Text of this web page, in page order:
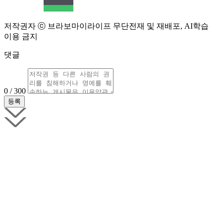
저작권자 ⓒ 브라보마이라이프 무단전재 및 재배포, AI학습
이용 금지
댓글
0 / 300